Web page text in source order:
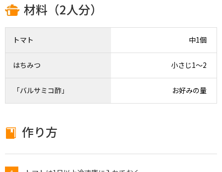
材料（2人分）
トマト 中1個
はちみつ 小さじ1〜2
「バルサミコ酢」 お好みの量
作り方